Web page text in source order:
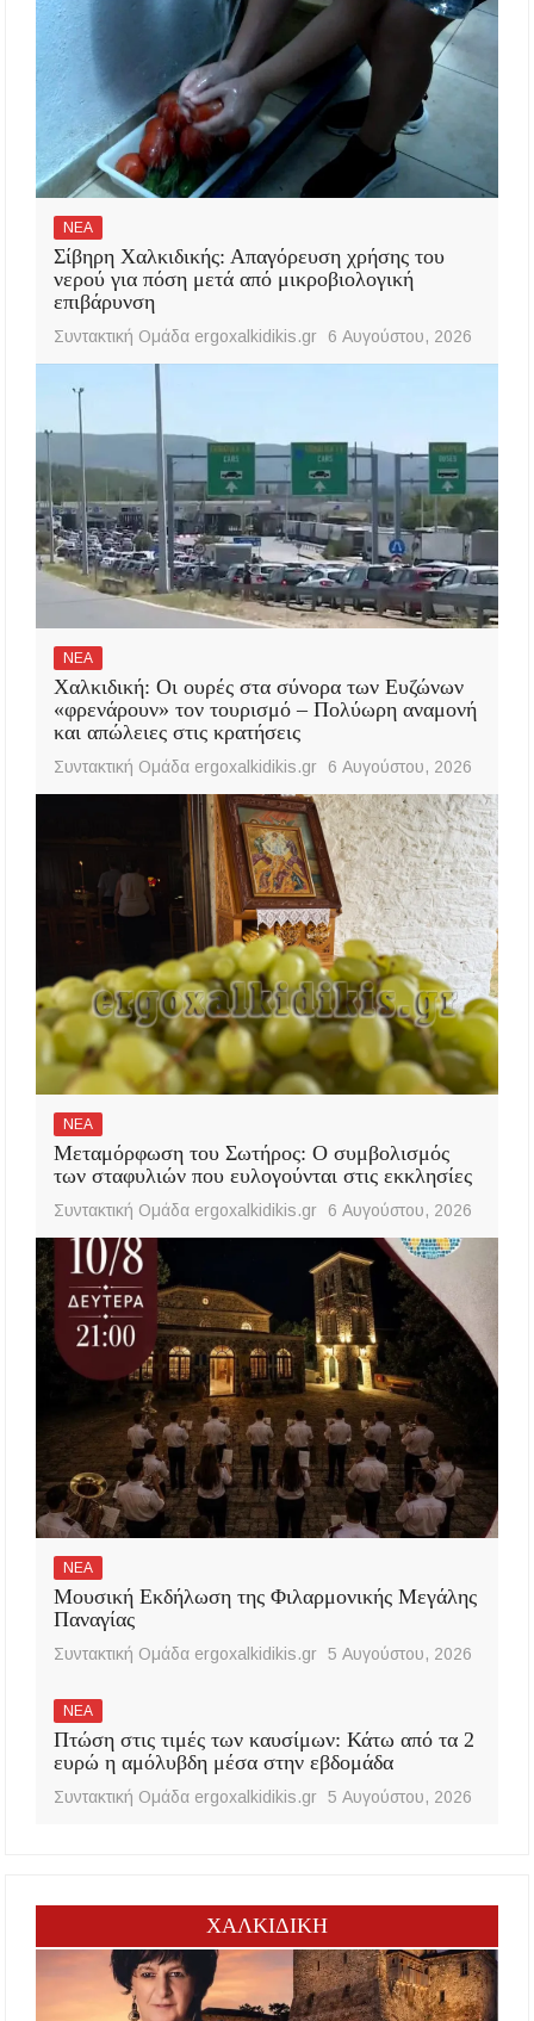
ΝΕΑ
Σίβηρη Χαλκιδικής: Απαγόρευση χρήσης του
νερού για πόση μετά από μικροβιολογική
επιβάρυνση
Συντακτική Ομάδα ergoxalkidikis.gr 6 Αυγούστου, 2026
ΝΕΑ
Χαλκιδική: Οι ουρές στα σύνορα των Ευζώνων
«φρενάρουν» τον τουρισμό – Πολύωρη αναμονή
και απώλειες στις κρατήσεις
Συντακτική Ομάδα ergoxalkidikis.gr 6 Αυγούστου, 2026
ΝΕΑ
Μεταμόρφωση του Σωτήρος: Ο συμβολισμός
των σταφυλιών που ευλογούνται στις εκκλησίες
Συντακτική Ομάδα ergoxalkidikis.gr 6 Αυγούστου, 2026
ΝΕΑ
Μουσική Εκδήλωση της Φιλαρμονικής Μεγάλης
Παναγίας
Συντακτική Ομάδα ergoxalkidikis.gr 5 Αυγούστου, 2026
ΝΕΑ
Πτώση στις τιμές των καυσίμων: Κάτω από τα 2
ευρώ η αμόλυβδη μέσα στην εβδομάδα
Συντακτική Ομάδα ergoxalkidikis.gr 5 Αυγούστου, 2026
ΧΑΛΚΙΔΙΚΗ